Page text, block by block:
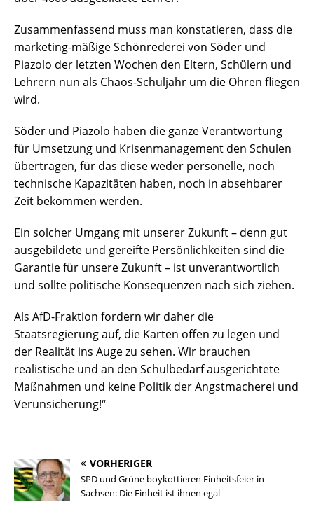
Zusammenfassend muss man konstatieren, dass die
marketing-mäßige Schönrederei von Söder und
Piazolo der letzten Wochen den Eltern, Schülern und
Lehrern nun als Chaos-Schuljahr um die Ohren fliegen
wird.
Söder und Piazolo haben die ganze Verantwortung
für Umsetzung und Krisenmanagement den Schulen
übertragen, für das diese weder personelle, noch
technische Kapazitäten haben, noch in absehbarer
Zeit bekommen werden.
Ein solcher Umgang mit unserer Zukunft – denn gut
ausgebildete und gereifte Persönlichkeiten sind die
Garantie für unsere Zukunft – ist unverantwortlich
und sollte politische Konsequenzen nach sich ziehen.
Als AfD-Fraktion fordern wir daher die
Staatsregierung auf, die Karten offen zu legen und
der Realität ins Auge zu sehen. Wir brauchen
realistische und an den Schulbedarf ausgerichtete
Maßnahmen und keine Politik der Angstmacherei und
Verunsicherung!“
VORHERIGER
SPD und Grüne boykottieren Einheitsfeier in
Sachsen: Die Einheit ist ihnen egal